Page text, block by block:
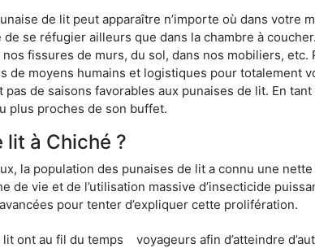
de lit peut apparaître n’importe où dans votre
se réfugier ailleurs que dans la chambre à
fissures de murs, du sol, dans nos mobiliers,
moyens humains et logistiques pour totalement
de saisons favorables aux punaises de lit. En
plus proches de son buffet.
lit à Chiché ?
la population des punaises de lit a connu une
de vie et de l’utilisation massive d’insecticide
pour tenter d’expliquer cette prolifération.
fil du temps
voyageurs afin d’atteindre